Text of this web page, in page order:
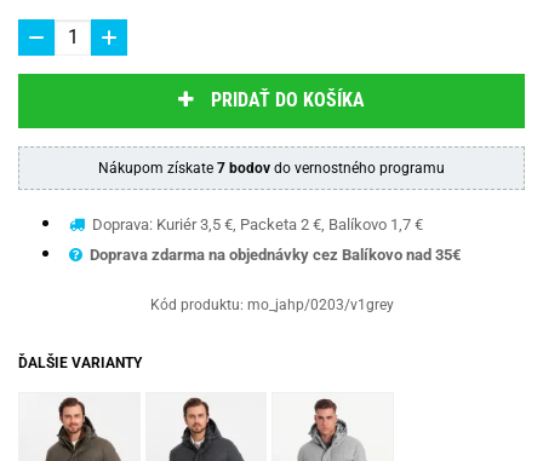
PRIDAŤ DO KOŠÍKA
Nákupom získate 7 bodov do vernostného programu
Doprava: Kuriér 3,5 €, Packeta 2 €, Balíkovo 1,7 €
Doprava zdarma na objednávky cez Balíkovo nad 35€
Kód produktu: mo_jahp/0203/v1grey
ĎALŠIE VARIANTY